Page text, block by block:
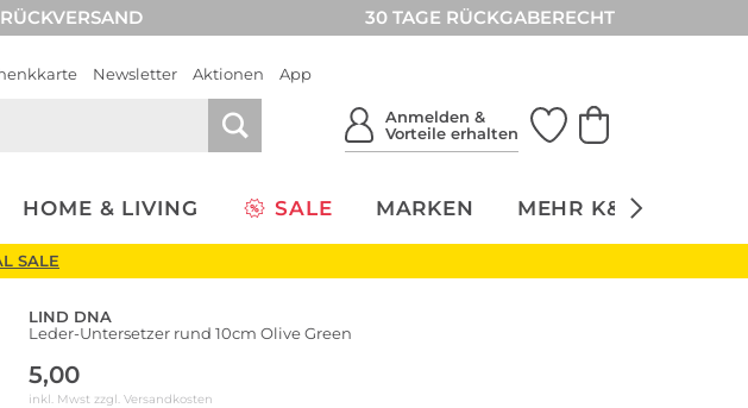
30 TAGE RÜCKGABERECHT
Newsletter Aktionen App
Anmelden &
Vorteile erhalten
HOME & LIVING SALE MARKEN MEHR K&Ö
SALE
LIND DNA
Leder-Untersetzer rund 10cm Olive Green
5,00
inkl. Mwst zzgl. Versandkosten